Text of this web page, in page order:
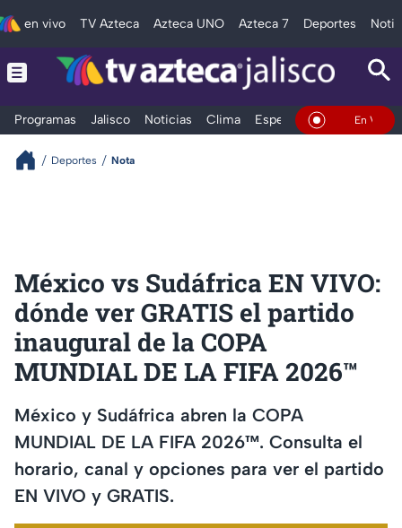
en vivo TV Azteca Azteca UNO Azteca 7 Deportes
Programas Jalisco Noticias Clima Espectáculos Deportes
En Vivo
Deportes Nota
México vs Sudáfrica EN VIVO:
dónde ver GRATIS el partido
inaugural de la COPA
MUNDIAL DE LA FIFA 2026™️
México y Sudáfrica abren la COPA
MUNDIAL DE LA FIFA 2026™️. Consulta el
horario, canal y opciones para ver el partido
EN VIVO y GRATIS.